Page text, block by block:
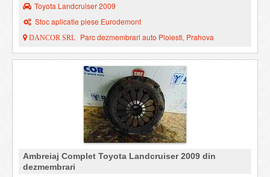
Toyota Landcruiser 2009
Stoc aplicatie piese Eurodemont
DANCOR SRL Parc dezmembrari auto Ploiesti, Prahova
Ambreiaj Complet Toyota Landcruiser 2009 din
dezmembrari